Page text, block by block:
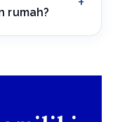
rumah?